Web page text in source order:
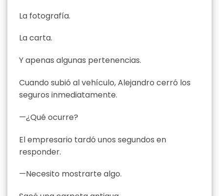
La fotografía.
La carta.
Y apenas algunas pertenencias.
Cuando subió al vehículo, Alejandro cerró los
seguros inmediatamente.
—¿Qué ocurre?
El empresario tardó unos segundos en
responder.
—Necesito mostrarte algo.